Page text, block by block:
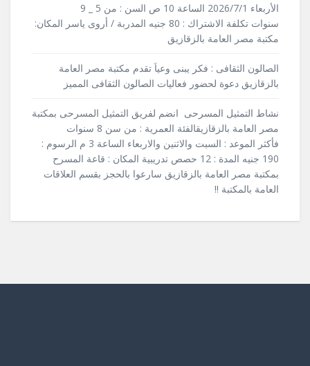
الأربعاء 2026/7/1 الساعة 10 ص السن : من 5 _ 9
سنوات تكلفة الاشتراك : 80 جنيه المدربة / أروى ياسر المكان:
مكتبة مصر العامة بالزقازيق
الصالون الثقافى : فكر يبنى وعياَ تقدم مكتبة مصر العامة
بالزقازيق دعوة لحضور فعاليات الصالون الثقافى المميز
نشاط التمثيل المسرحى انضم لفريق التمثيل المسرحى بمكتبة
مصر العامة بالزقازيقالفئة العمرية : من سن 8 سنوات
فأكثر الموعد : السبت والاثنين والاربعاء الساعة 3 م الرسوم :
190 جنيه المدة : 12 حصص تدريبية المكان : قاعة المسرح
بمكتبة مصر العامة بالزقازيق سارعوا بالحجز بقسم العلاقات
العامة بالمكتبة !!